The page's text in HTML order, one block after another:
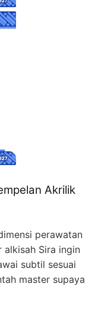
Akrilik
perawatan
alkisah Sira ingin
subtil sesuai
master supaya